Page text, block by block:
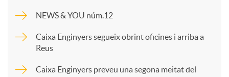
p
a
NEWS & YOU núm.12
Caixa Enginyers segueix obrint oficines i arriba a
Reus
Caixa Enginyers preveu una segona meitat del